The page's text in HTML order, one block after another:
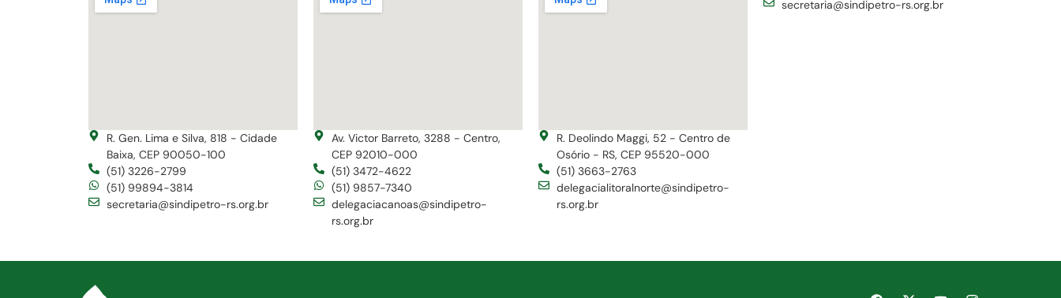
R. Gen. Lima e Silva, 818 - Cidade
Baixa, CEP 90050-100
(51) 3226-2799
(51) 99894-3814
secretaria@sindipetro-rs.org.br
Av. Victor Barreto, 3288 - Centro,
CEP 92010-000
(51) 3472-4622
(51) 9857-7340
delegaciacanoas@sindipetro-
rs.org.br
R. Deolindo Maggi, 52 - Centro de
Osório - RS, CEP 95520-000
(51) 3663-2763
delegacialitoralnorte@sindipetro-
rs.org.br
secretaria@sindipetro-rs.org.br